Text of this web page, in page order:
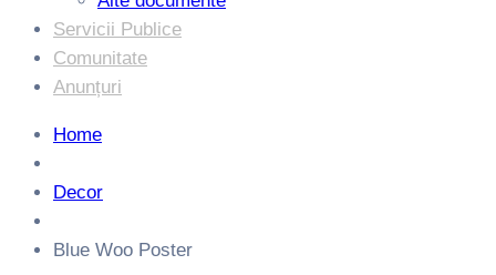
Servicii Publice
Comunitate
Anunțuri
Home
Decor
Blue Woo Poster